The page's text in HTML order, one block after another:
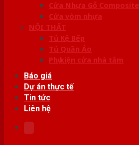
Cửa Nhựa Gỗ Composite
Cửa vòm nhựa
NỘI THẤT
Tủ Kệ Bếp
Tủ Quần Áo
Phụ kiện cửa nhà tắm
Báo giá
Dự án thực tế
Tin tức
Liên hệ